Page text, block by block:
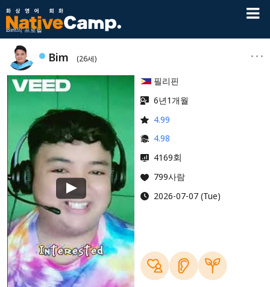
Bim의 프로필
Bim (26세)
필리핀
6년1개월
4.99
4.98
4169회
799사람
2026-07-07 (Tue)